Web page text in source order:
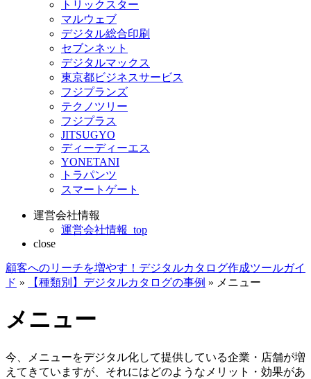
トリックスター
マルウェブ
デジタル総合印刷
セブンネット
デジタルマックス
東京都ビジネスサービス
フジプランズ
テクノツリー
フジプラス
JITSUGYO
ディーディーエス
YONETANI
トラパンツ
スマートゲート
運営会社情報
運営会社情報_top
close
顧客へのリーチを増やす！デジタルカタログ作成ツールガイ
ド » 【種類別】デジタルカタログの事例 » メニュー
メニュー
今、
メニューをデジタル化して提供している企業・店舗が増
えてきていますが、それにはどのようなメリット・効果があ